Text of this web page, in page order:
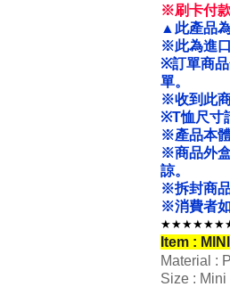
※刷卡付
▲此產品
※此為進
※訂單商
單。
※收到此
※T恤尺寸
※產品本
※商品外
諒。
※拆封商
※消費者
Item :
Material :
Size :